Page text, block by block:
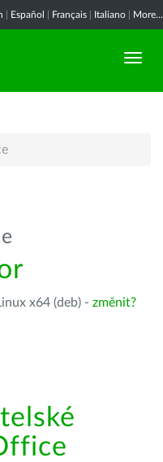
Español Français Italiano More...
x64 (deb) - změnit?